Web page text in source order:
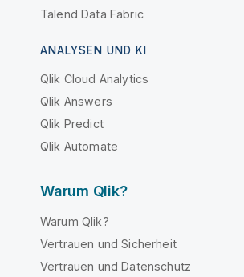
Talend Data Fabric
ANALYSEN UND KI
Qlik Cloud Analytics
Qlik Answers
Qlik Predict
Qlik Automate
Warum Qlik?
Warum Qlik?
Vertrauen und Sicherheit
Vertrauen und Datenschutz